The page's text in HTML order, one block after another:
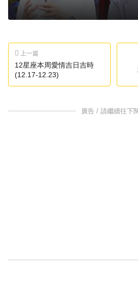
上一篇
12星座本周愛情吉日吉時
(12.17-12.23)
廣告 / 請繼續往下